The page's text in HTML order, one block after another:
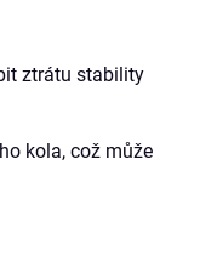
ztrátu stability
kola, což může